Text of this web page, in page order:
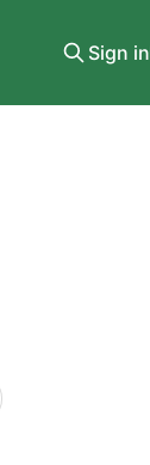
Sign in